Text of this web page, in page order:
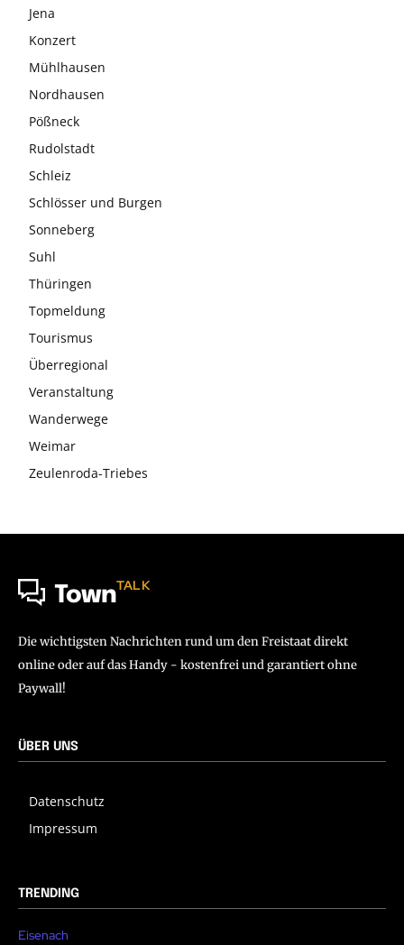
Jena
Konzert
Mühlhausen
Nordhausen
Pößneck
Rudolstadt
Schleiz
Schlösser und Burgen
Sonneberg
Suhl
Thüringen
Topmeldung
Tourismus
Überregional
Veranstaltung
Wanderwege
Weimar
Zeulenroda-Triebes
TownTALK
Die wichtigsten Nachrichten rund um den Freistaat direkt
online oder auf das Handy - kostenfrei und garantiert ohne
Paywall!
ÜBER UNS
Datenschutz
Impressum
TRENDING
Eisenach